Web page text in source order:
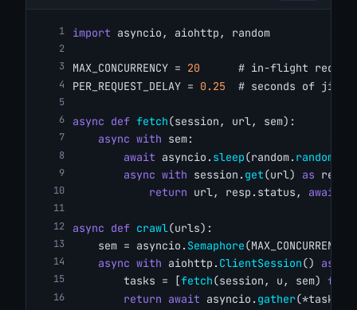
import asyncio, aiohttp, random
MAX_CONCURRENCY = 20
# in-flight
PER_REQUEST_DELAY = 0.25 # seconds of
async def fetch(session, url, sem):
async with sem:
await asyncio. sleep(random. random
async with session. get(url) as resp:
return url, resp.status, await
async def crawl(urls):
    sem = asyncio.
Semaphore(MAX_CONCURRENCY)
async with aiohttp. ClientSession() as
        tasks = [
fetch(session, u, sem) for
return await asyncio. gather(*tasks,